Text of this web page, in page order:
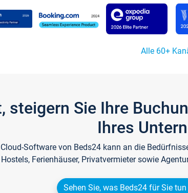
Alle 60+
steigern Sie Ihre
Ihres
Software von Beds24 kann an die
Ferienhäuser, Privatvermieter sowie
Sehen Sie, was Beds24 für Sie